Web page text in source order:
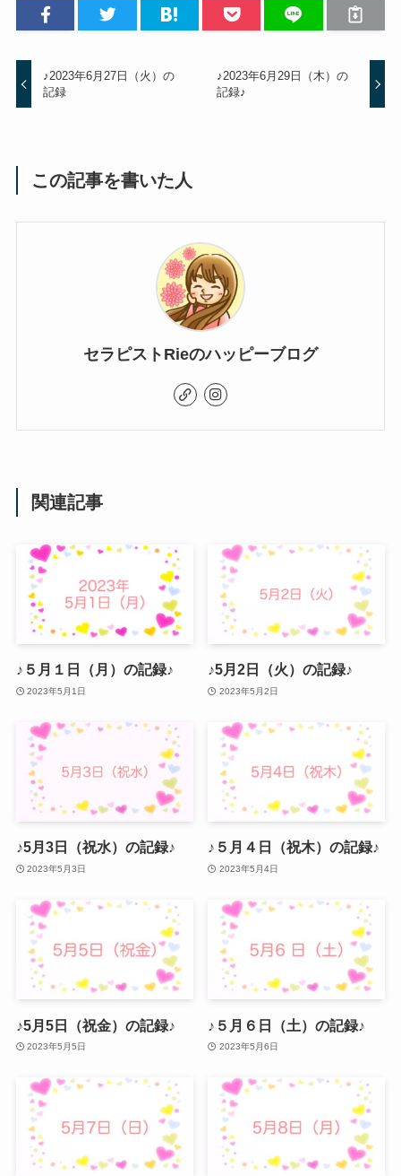
♪2023年6月27日（火）の
記録
♪2023年6月29日（木）の
記録♪
この記事を書いた人
セラピストRieのハッピーブログ
関連記事
♪５月１日（月）の記録♪
2023年5月1日
♪5月2日（火）の記録♪
2023年5月2日
♪5月3日（祝水）の記録♪
2023年5月3日
♪５月４日（祝木）の記録♪
2023年5月4日
♪5月5日（祝金）の記録♪
2023年5月5日
♪５月６日（土）の記録♪
2023年5月6日